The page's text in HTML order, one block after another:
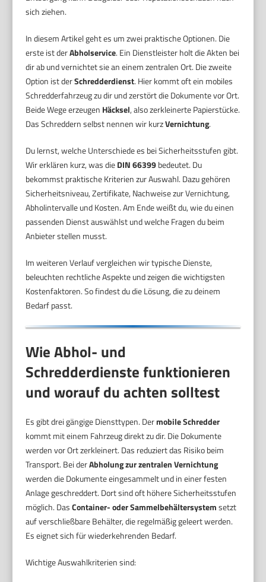
sich ziehen.
In diesem Artikel geht es um zwei praktische Optionen. Die
erste ist derAbholservice. Ein Dienstleister holt die Akten bei
dir ab und vernichtet sie an einem zentralen Ort. Die zweite
Option ist derSchredderdienst. Hier kommt oft ein mobiles
Schredderfahrzeug zu dir und zerstört die Dokumente vor Ort.
Beide Wege erzeugen Häcksel, also zerkleinerte Papierstücke.
Das Schreddern selbst nennen wir kurzVernichtung.
Du lernst, welche Unterschiede es bei Sicherheitsstufen gibt.
Wir erklären kurz, was dieDIN 66399bedeutet. Du
bekommst praktische Kriterien zur Auswahl. Dazu gehören
Sicherheitsniveau, Zertifikate, Nachweise zur Vernichtung,
Abholintervalle und Kosten. Am Ende weißt du, wie du einen
passenden Dienst auswählst und welche Fragen du beim
Anbieter stellen musst.
Im weiteren Verlauf vergleichen wir typische Dienste,
beleuchten rechtliche Aspekte und zeigen die wichtigsten
Kostenfaktoren. So findest du die Lösung, die zu deinem
Bedarf passt.
Wie Abhol- und
Schredderdienste funktionieren
und worauf du achten solltest
Es gibt drei gängige Diensttypen. Dermobile Schredder
kommt mit einem Fahrzeug direkt zu dir. Die Dokumente
werden vor Ort zerkleinert. Das reduziert das Risiko beim
Transport. Bei derAbholung zur zentralen Vernichtung
werden die Dokumente eingesammelt und in einer festen
Anlage geschreddert. Dort sind oft höhere Sicherheitsstufen
möglich. DasContainer- oder Sammelbehältersystemsetzt
auf verschließbare Behälter, die regelmäßig geleert werden.
Es eignet sich für wiederkehrenden Bedarf.
Wichtige Auswahlkriterien sind: